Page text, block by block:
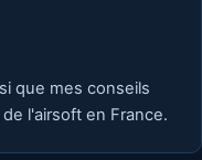
que mes conseils
l'airsoft en France.